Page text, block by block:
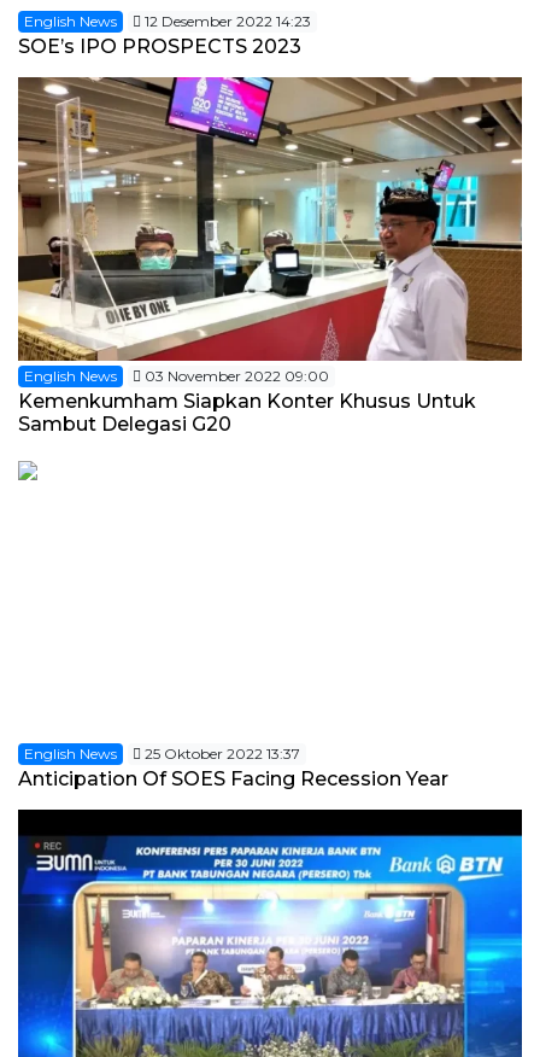
English News 12 Desember 2022 14:23
SOE’s IPO PROSPECTS 2023
English News 03 November 2022 09:00
Kemenkumham Siapkan Konter Khusus Untuk
Sambut Delegasi G20
English News 25 Oktober 2022 13:37
Anticipation Of SOES Facing Recession Year